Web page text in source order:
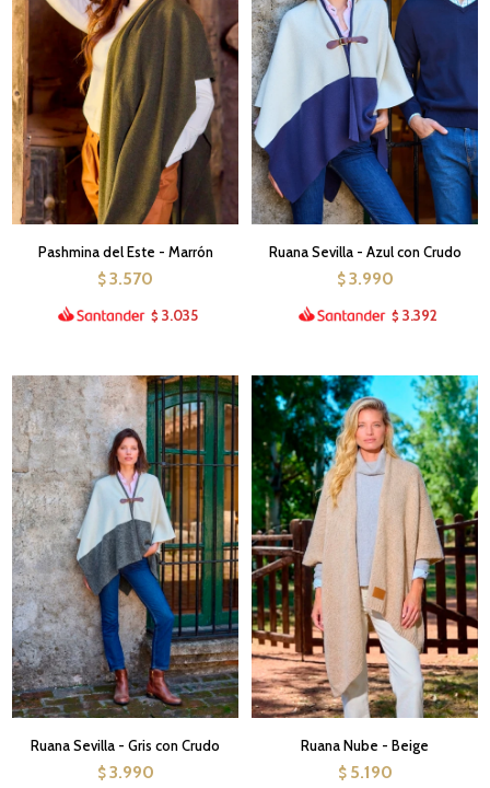
Pashmina del Este - Marrón
$ 3.570
$ 3.035
Ruana Sevilla - Azul con Crudo
$ 3.990
$ 3.392
Ruana Sevilla - Gris con Crudo
$ 3.990
Ruana Nube - Beige
$ 5.190